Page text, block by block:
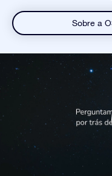
Sobre a